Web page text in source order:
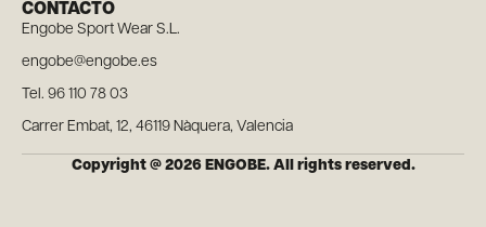
CONTACTO
Engobe Sport Wear S.L.
engobe@engobe.es
Tel. 96 110 78 03
Carrer Embat, 12, 46119 Nàquera, Valencia
Copyright @ 2026 ENGOBE. All rights reserved.